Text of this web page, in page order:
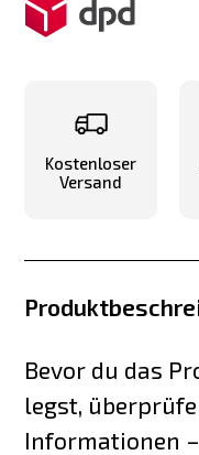
Kostenloser
Versand
Bevor du das
legst,
Informationen